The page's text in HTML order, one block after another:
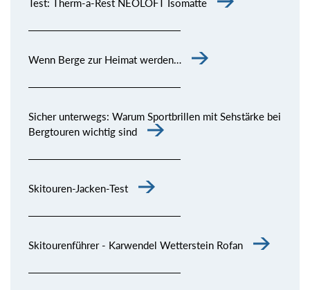
Test: Therm-a-Rest NEOLOFT Isomatte
Wenn Berge zur Heimat werden…
Sicher unterwegs: Warum Sportbrillen mit Sehstärke bei
Bergtouren wichtig sind
Skitouren-Jacken-Test
Skitourenführer - Karwendel Wetterstein Rofan